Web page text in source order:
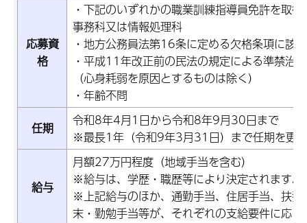
応募資
格
・下記のいずれかの職業訓練指導員免許を取
事務科又は情報処理科
・地方公務員法第16条に定める欠格条項に該
・平成11年改正前の民法の規定による準禁治
（心身耗弱を原因とするものは除く）
・年齢不問
任期
令和8年4月1日から令和8年9月30日まで
※最長1年（令和9年3月31日）まで任期を更
給与
月額27万円程度（地域手当を含む）
※給与は、学歴・職歴等により決定されます。
※上記給与のほか、通勤手当、住居手当、扶
末・勤勉手当等が、それぞれの支給要件に応